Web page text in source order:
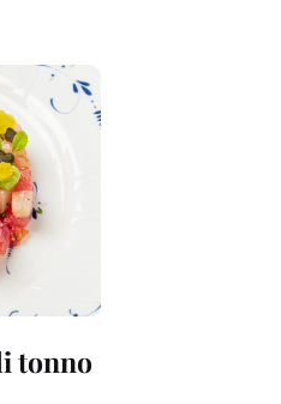
tonno